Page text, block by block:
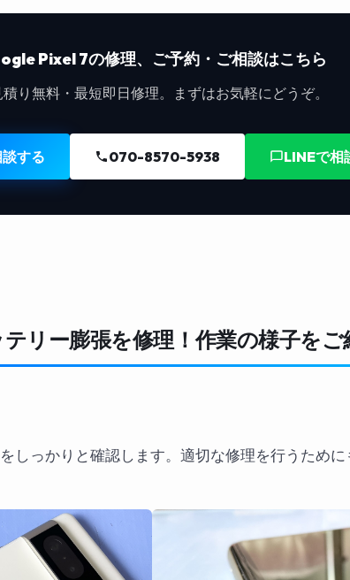
Pixel 7の修理、ご予約・ご相談はこちら
積り無料・最短即日修理。まずはお気軽にどうぞ。
する 070-8570-5938 LINEで相
リー膨張を修理！作業の様子をご
しっかりと確認します。適切な修理を行うため